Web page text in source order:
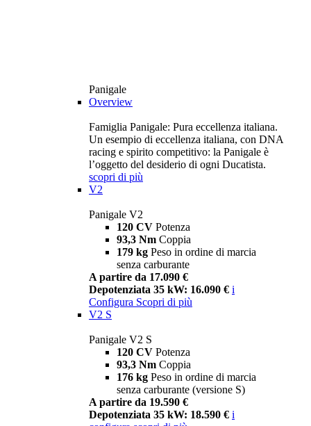
Panigale
Overview
Famiglia Panigale: Pura eccellenza italiana.
Un esempio di eccellenza italiana, con DNA
racing e spirito competitivo: la Panigale è
l’oggetto del desiderio di ogni Ducatista.
scopri di più
V2
Panigale V2
120 CV Potenza
93,3 Nm Coppia
179 kg Peso in ordine di marcia
senza carburante
A partire da 17.090 €
Depotenziata 35 kW: 16.090 € i
Configura Scopri di più
V2 S
Panigale V2 S
120 CV Potenza
93,3 Nm Coppia
176 kg Peso in ordine di marcia
senza carburante (versione S)
A partire da 19.590 €
Depotenziata 35 kW: 18.590 € i